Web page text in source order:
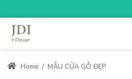
Home / MẪU CỬA GỖ ĐẸP